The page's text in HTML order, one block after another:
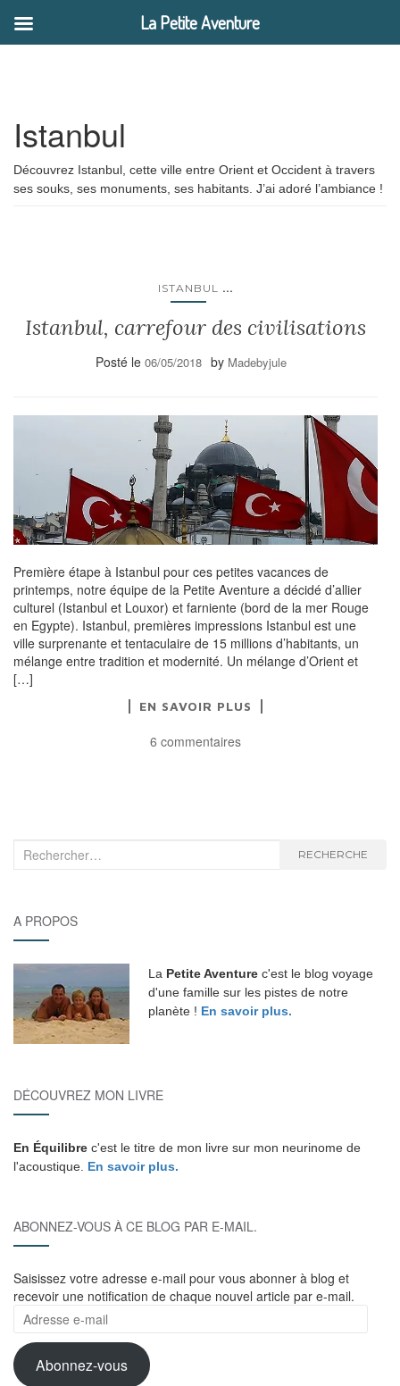
Istanbul
Découvrez Istanbul, cette ville entre Orient et Occident à travers
ses souks, ses monuments, ses habitants. J’ai adoré l’ambiance !
ISTANBUL ...
Istanbul, carrefour des civilisations
Posté le 06/05/2018 by Madebyjule
Première étape à Istanbul pour ces petites vacances de
printemps, notre équipe de la Petite Aventure a décidé d’allier
culturel (Istanbul et Louxor) et farniente (bord de la mer Rouge
en Egypte). Istanbul, premières impressions Istanbul est une
ville surprenante et tentaculaire de 15 millions d’habitants, un
mélange entre tradition et modernité. Un mélange d’Orient et
[…]
EN SAVOIR PLUS
6 commentaires
Recherche
RECHERCHE
A PROPOS
La Petite Aventure c'est le blog voyage
d'une famille sur les pistes de notre
planète ! En savoir plus.
DÉCOUVREZ MON LIVRE
En Équilibre c'est le titre de mon livre sur mon neurinome de
l'acoustique. En savoir plus.
ABONNEZ-VOUS À CE BLOG PAR E-MAIL.
Saisissez votre adresse e-mail pour vous abonner à blog et
recevoir une notification de chaque nouvel article par e-mail.
Adresse
e-
mail
Abonnez-vous
La Petite Aventure